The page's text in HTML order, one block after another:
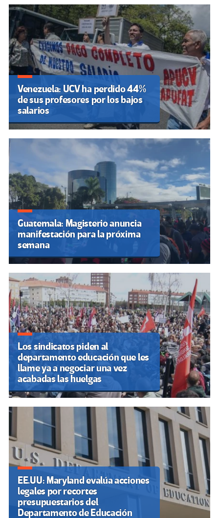
Venezuela: UCV ha perdido 44%
de sus profesores por los bajos
salarios
Guatemala: Magisterio anuncia
manifestación para la próxima
semana
Los sindicatos piden al
departamento educación que les
llame ya a negociar una vez
acabadas las huelgas
EE.UU: Maryland evalúa acciones
legales por recortes
presupuestarios del
Departamento de Educación